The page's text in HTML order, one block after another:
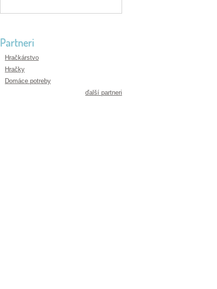
Partneri
Hračkárstvo
Hračky
Domáce potreby
ďalší partneri